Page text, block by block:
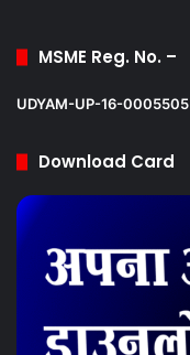
MSME Reg. No. –
UDYAM-UP-16-0005505
Download Card